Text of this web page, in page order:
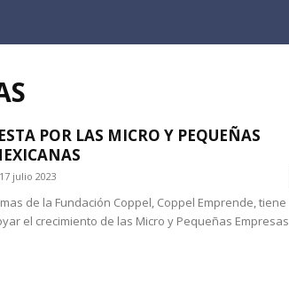
POR LAS MICRO Y PEQUEÑAS
17 julio 2023
de la Fundación Coppel, Coppel Emprende, tiene
el crecimiento de las Micro y Pequeñas Empresas